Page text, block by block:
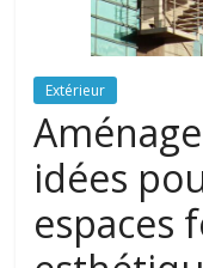
Extérieur
idées
espaces